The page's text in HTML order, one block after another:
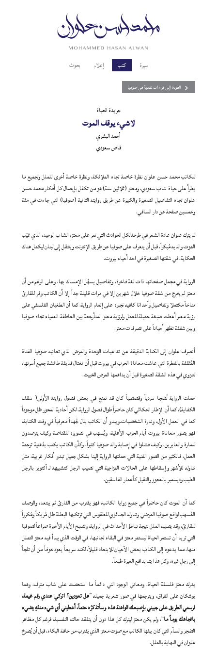
بحوث إعلام كتب سيرة
العودة إلى قراءات نقدية في صوفيا
جريدة الحياة
لاشيء يوقف الموت
أحمد البشري
قاص سعودي
للكاتب محمد حسن علوان نظرة خاصة تجاه الملائكة، ونظرة خاصة أخرى للملل ولجميع ما
يطرأ على حياة شاب سعودي، ومعتز (ثلاثين سنة) هو من تكفل بإيصال كل أفكار محمد حسن
علوان تجاه التفاصيل الصغيرة والكبيرة عن طريق روايته الثانية (صوفيا) التي جاءت في مئة
وخمسين صفحة عن دار الساقي.
لم يترك علوان عادة الشعر في طرحة لكل الحوادث التي تمر على معتز، الشاب الوحيد، الذي غيّب
الموت والديه مُبكراً، قبل أن يتعرف على صوفيا عن طريق الإنترنت وينتقل إلى لبنان ليكمل هناك
الحكاية، في شقتها الصغيرة في احد أحياء بيروت.
الرواية في مجمل صفحاتها ذات لغة فاخرة، وتفاصيل يسهُل الإمساك بها، وعلى الرغم من أن
معتز لم يخرج من شقة صوفيا خلال شهرين إلا في مرات قليلة جداً إلا أن الكاتب وفر للقارئ
مناخاً مكتملا وتفاصيل وأحداثا كافيه تجبره على إتمام الرواية، كما أن الطغيان الفلسفي على
رؤية معتز أعطت صبغة جميلة للعمل ولرؤية معتز المتأرجحة بين العاطفة العمياء تجاه صوفيا
وبين شفقة تظهر أحياناً على تصرفات معتز.
أنصرف علوان إلى الكتابة الدقيقة عن تداعيات الوحدة والمرض الذي تعانيه صوفيا الفتاة
المُثقفة بالفطرة التي عاشت معاناة الحرب في بيروت قبل أن تغتال قذيفة طائشة جميع أسرتها،
لتنزوي في هذه الشقة الصغيرة قبل أن يداهمها المرض الخبيث.
حملت الرواية نُضجا سردياً وقصصياً كان قد تمنع في بعض فصول روايته الأولى( سقف
الكفاية)، كما أن الإطار الحكائي كان حاضراً طوال فصول الرواية، لكن أحادية المحور ظل موجوداً
كما في العمل الأول، وندرة الشخصيات.ويبدو أن الكاتب بذل جُهداً معرفياً في وقت الكتابة،
فهو يصور معاناة بيروت أيام الحرب الأهلية، ويُسهب في تصويره للقناصة وكيف يترصدون
للمارة والعابرين، وكيف فشلوا في إصابة والد صوفيا كثيراً، وكأن الكاتب يكتب بذهنية ترجمة
العمل، فالكثير من الصور الفنية التي حملتها الرواية إلينا بشكل جميل تبدو أفكار غربية، مثل
تناوله للأشهر وإسقاطها على الحالات المزاجية التي تصيب الرجل كتشبيهه لـ أكتوبر بالرجل
الطيب وديسمبر بالعجوز والثقيل كأعمار الفاسقين.
كما أن الموت كان حاضراً في جميع زوايا الكاتب، فهو يقترب من القارئ ثم يبتعد، والوصف
المُسهب لواقع صوفيا المرضي وتناوله الجنائزي للطقوس التي ترتكبها البطلة ظل مُربكاً ومُكرراً
للقارئ، وقد يصيبه الملل نتيجة تباطؤ الأحداث في الرواية، وتصبح الأيام الأخيرة صراعاً لصوفيا
التي تريد أن تستمر الحياة ليستمر معتز في البقاء لجانبها، في الوقت الذي يبدأ فيه معتز التملل
منها، مما يدعوه إلى الكذب بعض الأحيان للابتعاد قليلاً، لكنه سريعاً يعود خوفاً من أن تلجأ
إلى رجل غيره، وكل هذا يتم بدافع الغيرة طبعاً.
يدرك معتز فلسفة الحياة، ومعاني الوجود التي دائماً ما استعصت على شاب مترف، وهما
يوشكان على الفراق، ويترجمها في صور شعرية جميله ”هل تعودين؟ اتركي عندي رقم غيمة،
ارسمي الطريق على جبيني بإصبعك الواهنة هذه وسأتذكرّه حتماً، أعطيني أي شيء منكِ يضيء
باتجاهك يوماً ما“، ولم يكن معتز ليترك كل هذا دون أن يتفقد حالته النفسية، فرغم كل مظاهر
الضجر والسأم التي كان يبثها الكاتب مع صوت معتز الذي يقترب من حافة البكاء، قبل أن يُصرحَ
علوان في النهاية بالملل.